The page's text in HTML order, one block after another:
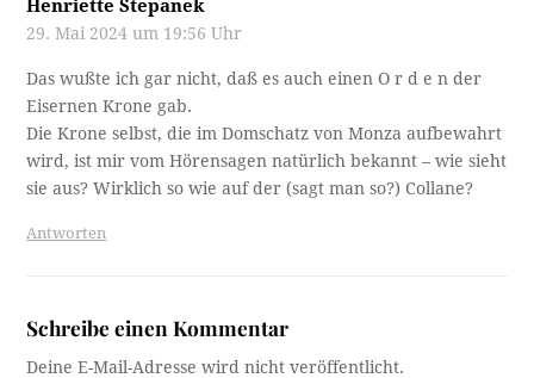
Henriette Stepanek
29. Mai 2024 um 19:56 Uhr
Das wußte ich gar nicht, daß es auch einen O r d e n der
Eisernen Krone gab.
Die Krone selbst, die im Domschatz von Monza aufbewahrt
wird, ist mir vom Hörensagen natürlich bekannt – wie sieht
sie aus? Wirklich so wie auf der (sagt man so?) Collane?
Antworten
Schreibe einen Kommentar
Deine E-Mail-Adresse wird nicht veröffentlicht.